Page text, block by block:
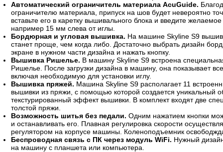
Автоматический ограничитель материала AcuGuide.
ограничителю материала, припуск на шов будет невероятно
вставьте его в каретку вышивального блока и введите
например 15 мм слева от иглы.
Бордюрная и угловая вышивка. На машине Skyline S9
станет проще, чем когда либо. Достаточно выбрать дизайн
экране в нужном части дизайна и нажать кнопку.
Вышивка Ришелье. В машину Skyline S9 встроена
Ришелье. После загрузки дизайна в машину, она показывает
включая необходимую для установки иглу.
Вышивка пряжей. Машина Skyline S9 располагает 11
вышивки из пряжи, с помощью которой создается уникальный
текстурированный эффект вышивки. В комплект входят две
толстой пряжи.
Возможность шитья без педали. Одним нажатием кнопки
и останавливать его. Плавная регулировка скорости
регулятором на корпусе машины. Коленоподъемник
Беспроводная связь с ПК через модуль WiFi. Нужный
на машину с планшета или компьютера.